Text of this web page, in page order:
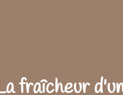
fraîcheur